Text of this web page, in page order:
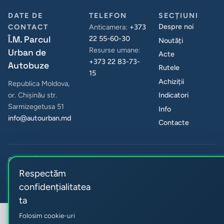
operarea de
modifi...
DATE DE
CONTACT
Î.M. Parcul
Urban de
Autobuze
Republica Moldova,
or. Chișinău str.
Sarmizegetusa 51
info@autourban.md
TELEFON
Anticamera: +373
22 55-60-30
Resurse umane:
+373 22 83-73-
15
SECȚIUNI
Despre noi
Noutăți
Acte
Rutele
Achiziții
Indicatori
Info
Contacte
© 2026 Î.M. Parcul Urban de Autobuze. Toate drepturile
rezervate.
Confidențialitate și cookie-uri
Respectăm
confidențialitatea
ta
Folosim cookie-uri